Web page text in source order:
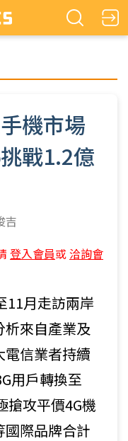
機市場
戰1.2億
吉
登入會員或 洽詢會
11月走訪兩岸
來自產業及
信業者持續
用戶轉換至
搶攻平價4G機
際品牌合計